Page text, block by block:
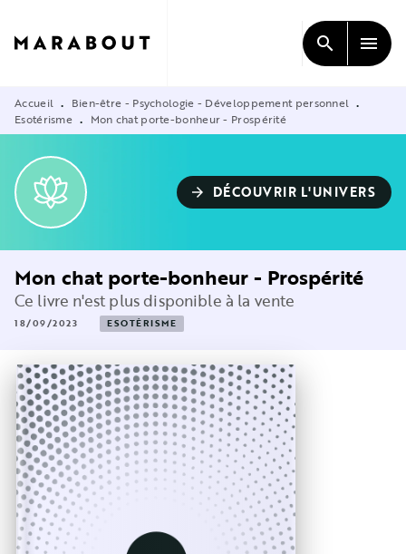
CONTENU
search menu
Accueil • Bien-être - Psychologie - Développement personnel •
Esotérisme • Mon chat porte-bonheur - Prospérité
arrow_forward DÉCOUVRIR L'UNIVERS
Mon chat porte-bonheur - Prospérité
Ce livre n'est plus disponible à la vente
18/09/2023 ESOTÉRISME